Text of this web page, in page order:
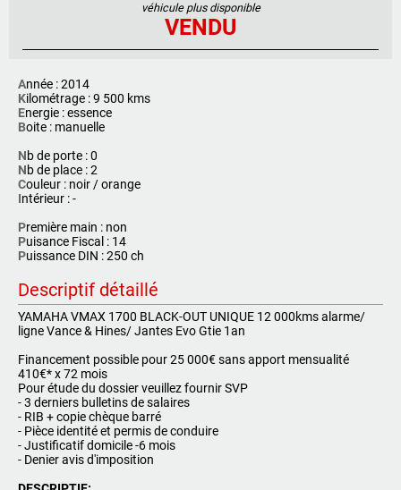
véhicule plus disponible
VENDU
Année : 2014
Kilométrage : 9 500 kms
Energie : essence
Boite : manuelle
Nb de porte : 0
Nb de place : 2
Couleur : noir / orange
Intérieur : -
Première main : non
Puisance Fiscal : 14
Puissance DIN : 250 ch
Descriptif détaillé
YAMAHA VMAX 1700 BLACK-OUT UNIQUE 12 000kms alarme/
ligne Vance & Hines/ Jantes Evo Gtie 1an
Financement possible pour 25 000€ sans apport mensualité
410€* x 72 mois
Pour étude du dossier veuillez fournir SVP
- 3 derniers bulletins de salaires
- RIB + copie chèque barré
- Pièce identité et permis de conduire
- Justificatif domicile -6 mois
- Denier avis d'imposition